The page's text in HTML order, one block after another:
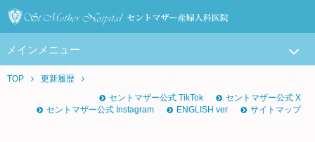
メインメニュー
TOP
更新履歴
セントマザー公式 TikTok
セントマザー公式 X
セントマザー公式 Instagram
ENGLISH ver サイトマップ